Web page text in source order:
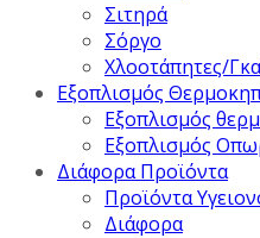
Σιτηρά
Σόργο
Χλοοτάπητες/
Εξοπλισμός
Εξοπλισμός
Εξοπλισμός
Διάφορα Προϊόντα
Προϊόντα
Διάφορα